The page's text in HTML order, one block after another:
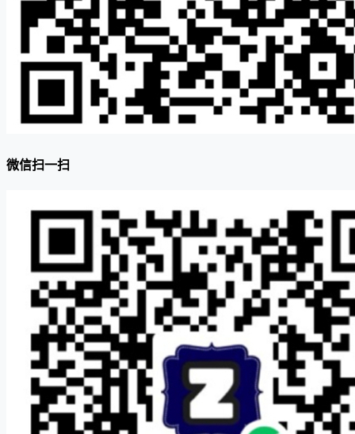
微信扫一扫